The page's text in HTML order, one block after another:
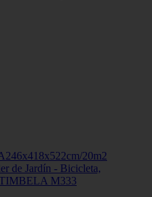
20m2
de Jardín - Bicicleta,
TIMBELA M333